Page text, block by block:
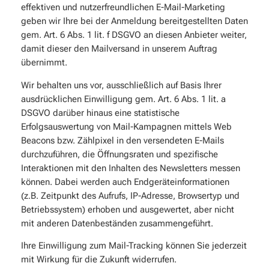
effektiven und nutzerfreundlichen E-Mail-Marketing
geben wir Ihre bei der Anmeldung bereitgestellten Daten
gem. Art. 6 Abs. 1 lit. f DSGVO an diesen Anbieter weiter,
damit dieser den Mailversand in unserem Auftrag
übernimmt.
Wir behalten uns vor, ausschließlich auf Basis Ihrer
ausdrücklichen Einwilligung gem. Art. 6 Abs. 1 lit. a
DSGVO darüber hinaus eine statistische
Erfolgsauswertung von Mail-Kampagnen mittels Web
Beacons bzw. Zählpixel in den versendeten E-Mails
durchzuführen, die Öffnungsraten und spezifische
Interaktionen mit den Inhalten des Newsletters messen
können. Dabei werden auch Endgeräteinformationen
(z.B. Zeitpunkt des Aufrufs, IP-Adresse, Browsertyp und
Betriebssystem) erhoben und ausgewertet, aber nicht
mit anderen Datenbeständen zusammengeführt.
Ihre Einwilligung zum Mail-Tracking können Sie jederzeit
mit Wirkung für die Zukunft widerrufen.